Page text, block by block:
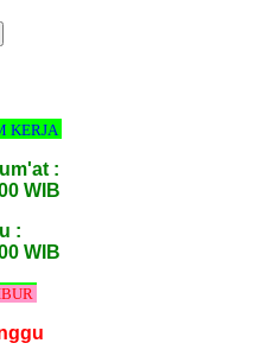
KERJA
:
WIB
:
WIB